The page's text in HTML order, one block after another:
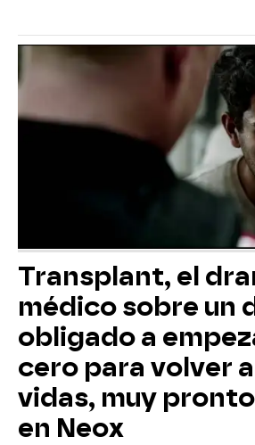
Transplant, el
médico sobre un
obligado a
cero para volver
vidas, muy
en Neox